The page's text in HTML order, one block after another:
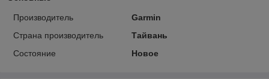
Производитель
Garmin
Страна производитель
Тайвань
Состояние
Новое